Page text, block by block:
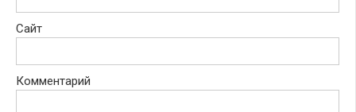
Сайт
Комментарий